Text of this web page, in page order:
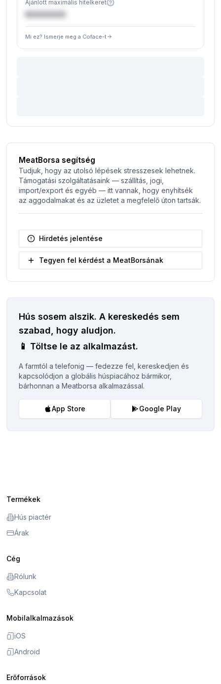
Ajánlott maximális hitelkeret
€XXXXXX
Mi ez? Ismerje meg a Coface-t
MeatBorsa segítség
Tudjuk, hogy az utolsó lépések stresszesek lehetnek.
Támogatási szolgáltatásaink — szállítás, jogi,
import/export és egyéb — itt vannak, hogy enyhítsék
az aggodalmakat és az üzletet a megfelelő úton tartsák.
Hirdetés jelentése
Tegyen fel kérdést a MeatBorsának
Hús sosem alszik. A kereskedés sem
szabad, hogy aludjon.
📱 Töltse le az alkalmazást.
A farmtól a telefonig — fedezze fel, kereskedjen és
kapcsolódjon a globális húspiacához bármikor,
bárhonnan a Meatborsa alkalmazással.
App Store Google Play
Termékek
Hús piactér
Árak
Cég
Rólunk
Kapcsolat
Mobilalkalmazások
iOS
Android
Erőforrások